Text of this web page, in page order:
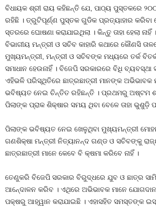
ବିଧାୟକ ଶ୍ରୀ ରାୟ କହିଛନ୍ତି ଯେ, ପାଠ୍ୟ ପୁସ୍ତକରେ
ରହିଛି । ତ୍ରୁଟିପୂର୍ଣ୍ଣ ପୁସ୍ତକ ଗୁଡିକ ପ୍ରତ୍ୟାହାର କରିବା
ସ୍ତରରେ ଘୋଷଣା କରାଯାଇଥିଲା । କିନ୍ତୁ ତାହା ହେଲା ନାହିଁ
ବିଭାଗୀୟ ମନ୍ତ୍ରୀ ଓ ସଚିବ କାହାରି କଥାରେ କୌଣସି
ମୁଖ୍ୟମନ୍ତ୍ରୀ, ମନ୍ତ୍ରୀ ଓ ସଚିବଙ୍କ ମଧ୍ୟରେ ତର୍କ
ସମାଧାନ ହେଉନାହିଁ । ବିଜେପି ସରକାରରେ ବିଧି ବ୍ୟବସ୍ଥା
ଏହିଭଳି ପରିସ୍ଥିତିରେ ଛାତ୍ରଛାତ୍ରୀ ମାନଙ୍କ ଅଭିଭାବକ
ଭବିଷ୍ୟତ ନେଇ ଚିନ୍ତିତ ରହିଛନ୍ତି । ପ୍ରଥମରୁ ଅଷ୍ଟମ
ପିଲାଙ୍କ ପ୍ରାକ ଶିକ୍ଷାର ସମୟ ଥିବା ବେଳେ ତାହା ଭୁଶୁଡ଼ି
ପିଲାଙ୍କ ଭବିଷ୍ୟତ ନେଇ ଖେଳୁଥିବା ମୁଖ୍ୟମନ୍ତ୍ରୀ
ଗଣଶିକ୍ଷା ମନ୍ତ୍ରୀ ନିତ୍ୟାନନ୍ଦ ଗଣ୍ଡ ଓ ସଚିବଙ୍କୁ
ଛାତ୍ରଛାତ୍ରୀ ମାନେ କେବେ ବି କ୍ଷମା କରିବେ ନାହିଁ ।
ତେଣୁକରି ବିଜେପି ସରକାର ବିରୁଦ୍ଧରେ ଯୁବ ଓ ଛାତ୍ର
ଆନେ୍ଦାଳନ କରିବ । ଏଥିରେ ଅଭିଭାବକ ମାନେ
ପକ୍ଷରୁ ଆହ୍ୱାନ କରାଯାଇଛି । ଏହାସହିତ ସମସ୍ତଙ୍କ